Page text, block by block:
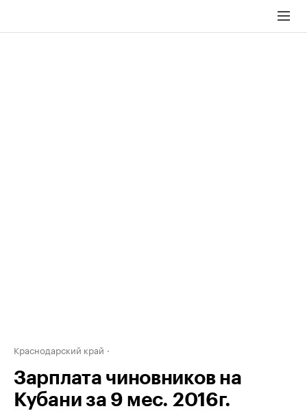
Краснодарский край
Зарплата чиновников на
Кубани за 9 мес. 2016г.